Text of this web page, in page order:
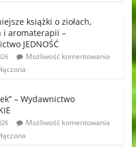
książki o ziołach,
i aromaterapii –
JEDNOŚĆ
Możliwość komentowania
– Wydawnictwo
Możliwość komentowania